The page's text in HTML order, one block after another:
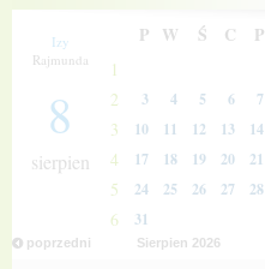
Izy
Rajmunda
8
sierpien
P W Ś C P
1
2 3 4 5 6 7
3 10 11 12 13 14
4 17 18 19 20 21
5 24 25 26 27 28
6 31
poprzedni Sierpien 2026